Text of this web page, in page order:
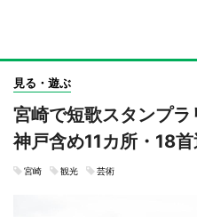
見る・遊ぶ
宮崎で短歌スタンプ
神戸含め11カ所・18
宮崎 観光 芸術